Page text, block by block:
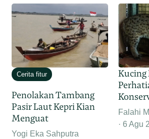
Cerita fitur
Penolakan Tambang
Pasir Laut Kepri Kian
Menguat
Yogi Eka Sahputra
Falahi
6 Agu